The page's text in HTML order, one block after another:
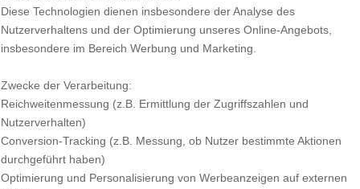
Diese Technologien dienen insbesondere der Analyse des
Nutzerverhaltens und der Optimierung unseres Online-Angebots,
insbesondere im Bereich Werbung und Marketing.
Zwecke der Verarbeitung:
Reichweitenmessung (z.B. Ermittlung der Zugriffszahlen und
Nutzerverhalten)
Conversion-Tracking (z.B. Messung, ob Nutzer bestimmte Aktionen
durchgeführt haben)
Optimierung und Personalisierung von Werbeanzeigen auf externen